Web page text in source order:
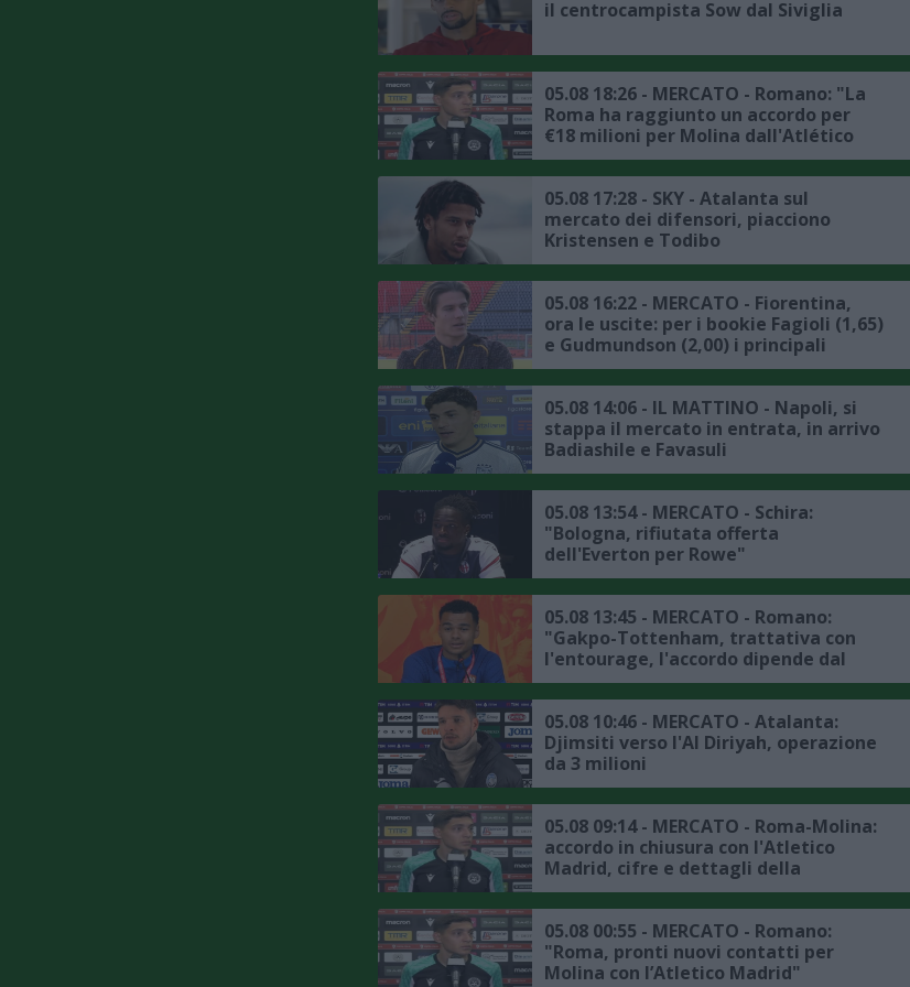
il centrocampista Sow dal Siviglia
05.08 18:26 - MERCATO - Romano: "La
Roma ha raggiunto un accordo per
€18 milioni per Molina dall'Atlético
Madrid"
05.08 17:28 - SKY - Atalanta sul
mercato dei difensori, piacciono
Kristensen e Todibo
05.08 16:22 - MERCATO - Fiorentina,
ora le uscite: per i bookie Fagioli (1,65)
e Gudmundson (2,00) i principali
indiziati
05.08 14:06 - IL MATTINO - Napoli, si
stappa il mercato in entrata, in arrivo
Badiashile e Favasuli
05.08 13:54 - MERCATO - Schira:
"Bologna, rifiutata offerta
dell'Everton per Rowe"
05.08 13:45 - MERCATO - Romano:
"Gakpo-Tottenham, trattativa con
l'entourage, l'accordo dipende dal
Liverpool, la situazione"
05.08 10:46 - MERCATO - Atalanta:
Djimsiti verso l'Al Diriyah, operazione
da 3 milioni
05.08 09:14 - MERCATO - Roma-Molina:
accordo in chiusura con l'Atletico
Madrid, cifre e dettagli della
trattativa
05.08 00:55 - MERCATO - Romano:
"Roma, pronti nuovi contatti per
Molina con l’Atletico Madrid"